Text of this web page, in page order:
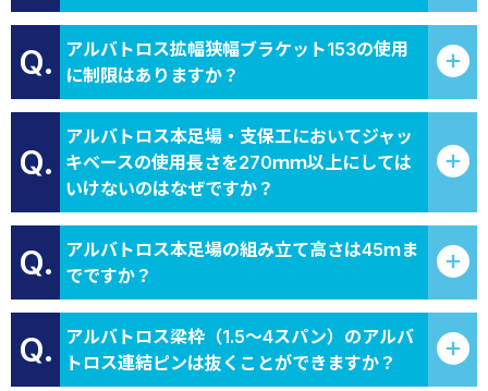
Q.
アルバトロス拡幅狭幅ブラケット153の使用
に制限はありますか？
Q.
アルバトロス本足場・支保工においてジャッ
キベースの使用長さを270ｍｍ以上にしては
いけないのはなぜですか？
Q.
アルバトロス本足場の組み立て高さは45ｍま
でですか？
Q.
アルバトロス梁枠（1.5～4スパン）のアルバ
トロス連結ピンは抜くことができますか？